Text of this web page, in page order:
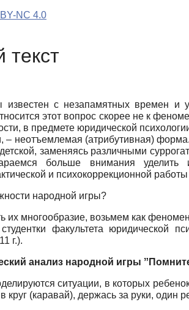
NC 4.0
текст
известен с незапамятных времен и
этот вопрос скорее не к
в предмете юридической
– неотъемлемая (атрибутивная)
заменяясь различными
больше внимания уделить
и психокоррекционной
народной игры?
их многообразие, возьмем как
факультета юридической
г.).
анализ народной игры
ситуации, в которых
круг (каравай), держась за руки, один